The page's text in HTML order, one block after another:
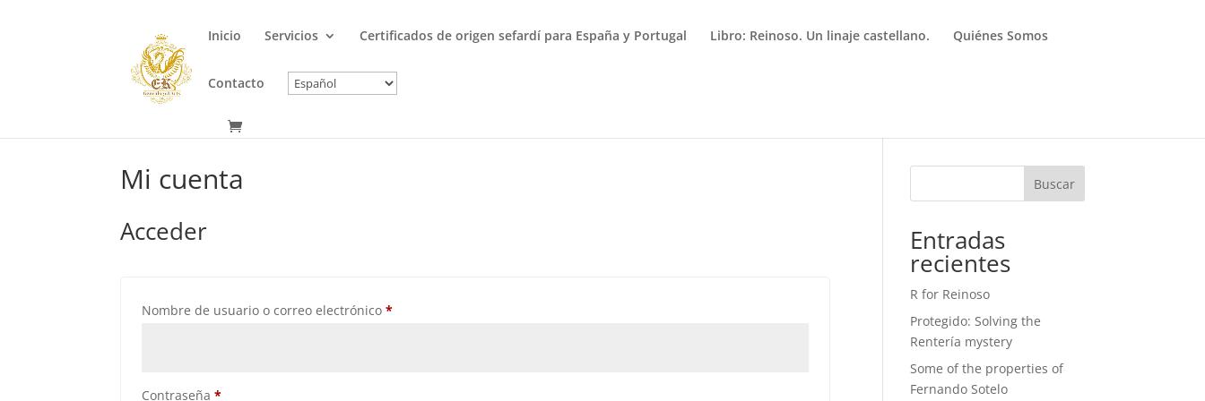
Inicio Servicios Certificados de origen sefardí para España y Portugal Libro: Reinoso. Un linaje castellano. Quiénes Somos
Contacto
Mi cuenta
Acceder
Nombre de usuario o correo electrónico*Obligatorio
Contraseña*Obligatorio
Buscar
Entradas
recientes
R for Reinoso
Protegido: Solving the
Rentería mystery
Some of the properties of
Fernando Sotelo